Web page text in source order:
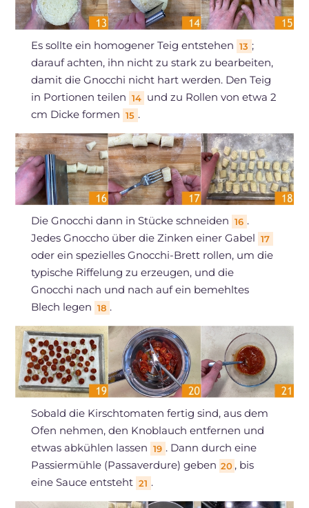
Es sollte ein homogener Teig entstehen 13 ;
darauf achten, ihn nicht zu stark zu bearbeiten,
damit die Gnocchi nicht hart werden. Den Teig
in Portionen teilen 14 und zu Rollen von etwa 2
cm Dicke formen 15 .
Die Gnocchi dann in Stücke schneiden 16 .
Jedes Gnoccho über die Zinken einer Gabel 17
oder ein spezielles Gnocchi-Brett rollen, um die
typische Riffelung zu erzeugen, und die
Gnocchi nach und nach auf ein bemehltes
Blech legen 18 .
Sobald die Kirschtomaten fertig sind, aus dem
Ofen nehmen, den Knoblauch entfernen und
etwas abkühlen lassen 19 . Dann durch eine
Passiermühle (Passaverdure) geben 20 , bis
eine Sauce entsteht 21 .